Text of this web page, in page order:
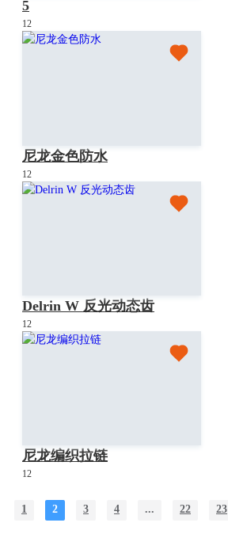
5
12
尼龙金色防水
12
Delrin W 反光动态齿
12
尼龙编织拉链
12
1 2 3 4 ... 22 23